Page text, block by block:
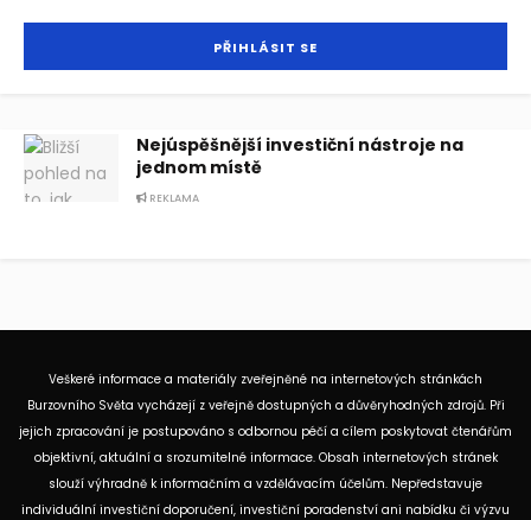
Nejúspěšnější investiční nástroje na
jednom místě
REKLAMA
Veškeré informace a materiály zveřejněné na internetových stránkách
Burzovního Světa vycházejí z veřejně dostupných a důvěryhodných zdrojů. Při
jejich zpracování je postupováno s odbornou péčí a cílem poskytovat čtenářům
objektivní, aktuální a srozumitelné informace. Obsah internetových stránek
slouží výhradně k informačním a vzdělávacím účelům. Nepředstavuje
individuální investiční doporučení, investiční poradenství ani nabídku či výzvu